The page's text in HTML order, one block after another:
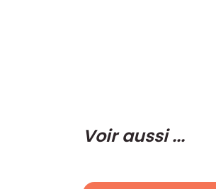
Voir aussi ...